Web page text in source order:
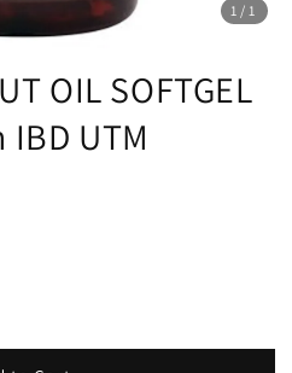
1 /1
OIL SOFTGEL
UTM